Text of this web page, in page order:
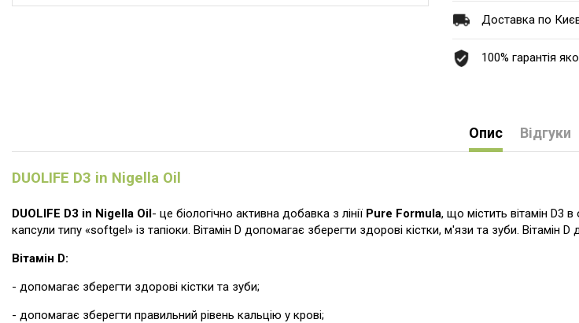
Доставка по
100% гарантія
Опис Відгуки
DUOLIFE D3 in Nigella Oil
DUOLIFE D3 in Nigella Oil- це біологічно активна добавка з лінії Pure Formula, що містить вітамін D3
капсули типу «softgel» із тапіоки. Вітамін D допомагає зберегти здорові кістки, м'язи та зуби. Вітамін
Вітамін D:
- допомагає зберегти здорові кістки та зуби;
- допомагає зберегти правильний рівень кальцію у крові;